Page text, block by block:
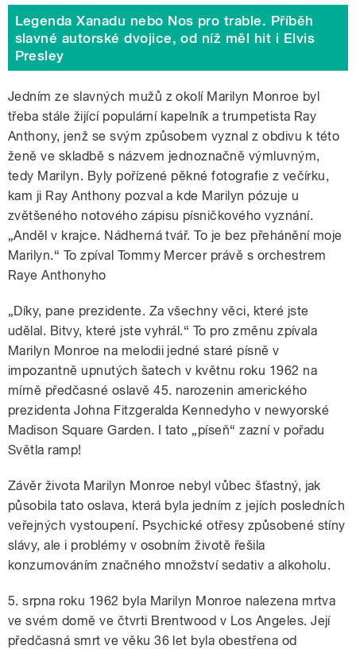
Legenda Xanadu nebo Nos pro trable. Příběh
slavné autorské dvojice, od níž měl hit i Elvis
Presley
Jedním ze slavných mužů z okolí Marilyn Monroe byl
třeba stále žijící populární kapelník a trumpetista Ray
Anthony, jenž se svým způsobem vyznal z obdivu k této
ženě ve skladbě s názvem jednoznačně výmluvným,
tedy Marilyn. Byly pořízené pěkné fotografie z večírku,
kam ji Ray Anthony pozval a kde Marilyn pózuje u
zvětšeného notového zápisu písničkového vyznání.
„Anděl v krajce. Nádherná tvář. To je bez přehánění moje
Marilyn.“ To zpíval Tommy Mercer právě s orchestrem
Raye Anthonyho
„Díky, pane prezidente. Za všechny věci, které jste
udělal. Bitvy, které jste vyhrál.“ To pro změnu zpívala
Marilyn Monroe na melodii jedné staré písně v
impozantně upnutých šatech v květnu roku 1962 na
mírně předčasné oslavě 45. narozenin amerického
prezidenta Johna Fitzgeralda Kennedyho v newyorské
Madison Square Garden. I tato „píseň“ zazní v pořadu
Světla ramp!
Závěr života Marilyn Monroe nebyl vůbec šťastný, jak
působila tato oslava, která byla jedním z jejích posledních
veřejných vystoupení. Psychické otřesy způsobené stíny
slávy, ale i problémy v osobním životě řešila
konzumováním značného množství sedativ a alkoholu.
5. srpna roku 1962 byla Marilyn Monroe nalezena mrtva
ve svém domě ve čtvrti Brentwood v Los Angeles. Její
předčasná smrt ve věku 36 let byla obestřena od